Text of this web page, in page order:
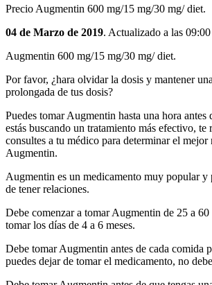
Precio Augmentin 600 mg/15 mg/30 mg/ diet.
04 de Marzo de 2019. Actualizado a las
Augmentin 600 mg/15 mg/30 mg/ diet.
Por favor, ¿hara olvidar la dosis y mantener
prolongada de tus dosis?
Puedes tomar Augmentin hasta una hora antes
estás buscando un tratamiento más efectivo, te
consultes a tu médico para determinar el mejor
Augmentin.
Augmentin es un medicamento muy popular y
de tener relaciones.
Debe comenzar a tomar Augmentin de 25 a 60
tomar los días de 4 a 6 meses.
Debe tomar Augmentin antes de cada comida
puedes dejar de tomar el medicamento, no